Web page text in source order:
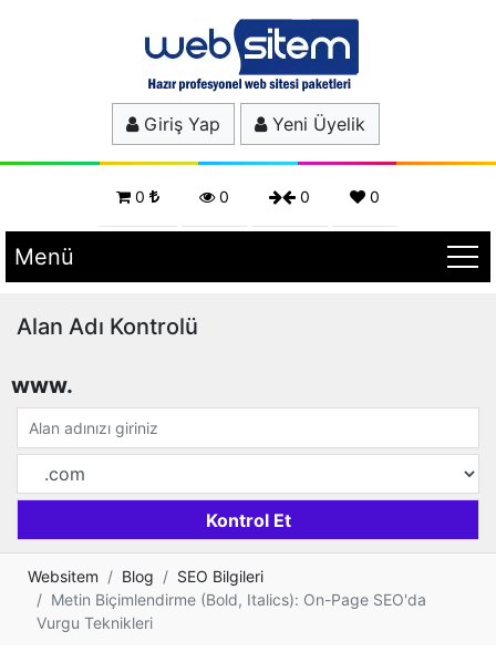
Giriş Yap Yeni Üyelik
0 0 0 0
Menü
Alan Adı Kontrolü
www.
Websitem Blog
SEO Bilgileri
Metin Biçimlendirme (Bold, Italics): On-Page SEO'da
Vurgu Teknikleri